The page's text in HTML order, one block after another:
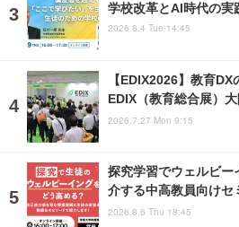
学校改革とAI時代の実
2026.8.4 Tue 14:45
【EDIX2026】教育
EDIX（教育総合展）
2026.7.27 Mon 9:15
探究学習でウェルビー
介する中高教員向けセ
2026.8.6 Thu 18:45